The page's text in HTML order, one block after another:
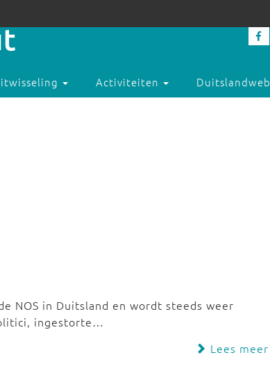
Activiteiten Duitslandweb
NOS in Duitsland en wordt steeds weer
ingestorte…
Lees meer